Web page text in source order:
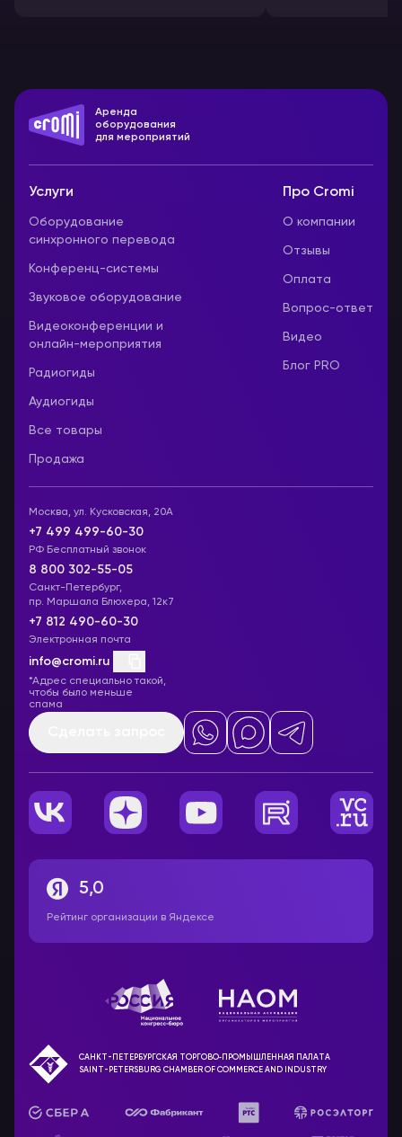
Аренда
оборудования
для мероприятий
Услуги
Оборудование
синхронного перевода
Конференц-системы
Звуковое оборудование
Видеоконференции и
онлайн-мероприятия
Радиогиды
Аудиогиды
Все товары
Продажа
Про Cromi
О компании
Отзывы
Оплата
Вопрос-ответ
Видео
Блог PRO
Москва, ул. Кусковская, 20А
+7 499 499-60-30
РФ Бесплатный звонок
8 800 302-55-05
Санкт-Петербург,
пр. Маршала Блюхера, 12к7
+7 812 490-60-30
Электронная почта
info@cromi.ru
*Адрес специально такой,
чтобы было меньше
спама
5,0
Рейтинг организации в Яндексе
САНКТ-ПЕТЕРБУРГСКАЯ ТОРГОВО‑ПРОМЫШЛЕННАЯ ПАЛАТА
SAINT-PETERSBURG CHAMBER OF COMMERCE AND INDUSTRY